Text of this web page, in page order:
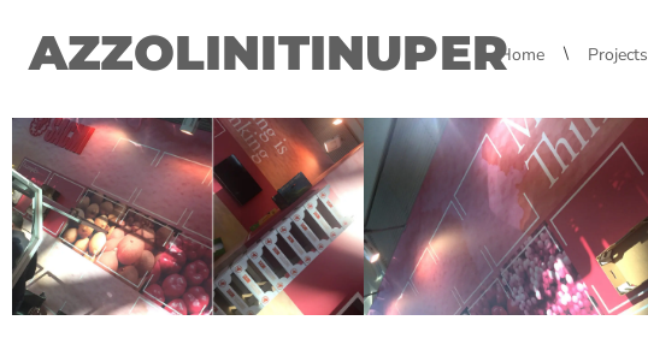
AZZOLINITINUPERHome \ Projects